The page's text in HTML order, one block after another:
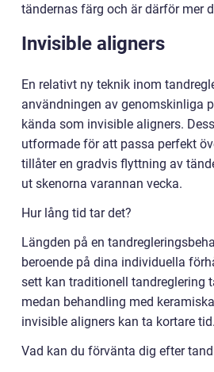
tändernas färg och är därför mer
Invisible aligners
En relativt ny teknik inom
användningen av genomskinliga
kända som invisible aligners.
utformade för att passa perfekt
tillåter en gradvis flyttning av
ut skenorna varannan vecka.
Hur lång tid tar det?
Längden på en
beroende på dina individuella
sett kan traditionell tandreglering
medan behandling med
invisible aligners kan ta kortare tid.
Vad kan du förvänta dig efter